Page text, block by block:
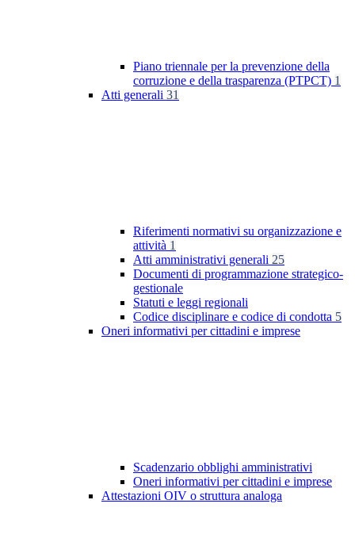
Piano triennale per la prevenzione della
corruzione e della trasparenza (PTPCT) 1
Atti generali 31
Riferimenti normativi su organizzazione e
attività 1
Atti amministrativi generali 25
Documenti di programmazione strategico-
gestionale
Statuti e leggi regionali
Codice disciplinare e codice di condotta 5
Oneri informativi per cittadini e imprese
Scadenzario obblighi amministrativi
Oneri informativi per cittadini e imprese
Attestazioni OIV o struttura analoga